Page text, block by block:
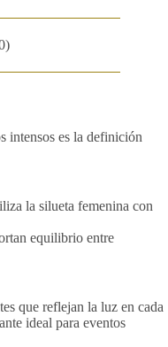
intensos es la definición
la silueta femenina con
equilibrio entre
que reflejan la luz en cada
ideal para eventos